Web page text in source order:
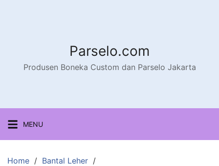
Parselo.com
Produsen Boneka Custom dan Parselo Jakarta
MENU
Home
Bantal Leher